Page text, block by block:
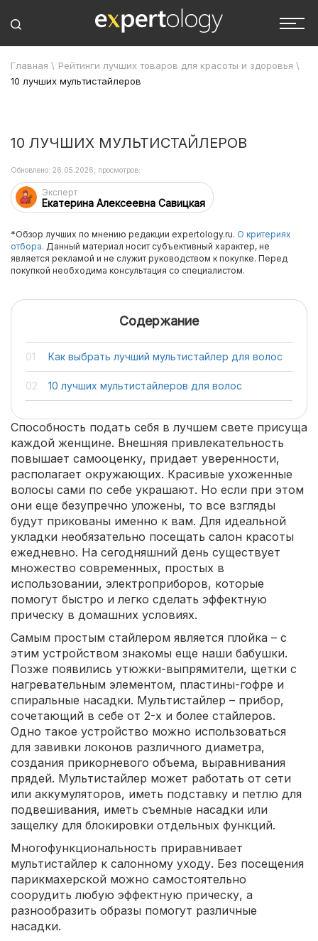
Главная \ Рейтинги лучших товаров для красоты и здоровья \
10 лучших мультистайлеров
10 ЛУЧШИХ МУЛЬТИСТАЙЛЕРОВ
Эксперт
Екатерина Алексеевна Савицкая
Обновлено: 26.05.2026, просмотров:
*Обзор лучших по мнению редакции expertology.ru. О критериях
отбора. Данный материал носит субъективный характер, не
является рекламой и не служит руководством к покупке. Перед
покупкой необходима консультация со специалистом.
Содержание
Как выбрать лучший мультистайлер для волос
10 лучших мультистайлеров для волос
Способность подать себя в лучшем свете присуща
каждой женщине. Внешняя привлекательность
повышает самооценку, придает уверенности,
располагает окружающих. Красивые ухоженные
волосы сами по себе украшают. Но если при этом
они еще безупречно уложены, то все взгляды
будут прикованы именно к вам. Для идеальной
укладки необязательно посещать салон красоты
ежедневно. На сегодняшний день существует
множество современных, простых в
использовании, электроприборов, которые
помогут быстро и легко сделать эффектную
прическу в домашних условиях.
Самым простым стайлером является плойка – с
этим устройством знакомы еще наши бабушки.
Позже появились утюжки-выпрямители, щетки с
нагревательным элементом, пластины-гофре и
спиральные насадки. Мультистайлер – прибор,
сочетающий в себе от 2-х и более стайлеров.
Одно такое устройство можно использоваться
для завивки локонов различного диаметра,
создания прикорневого объема, выравнивания
прядей. Мультистайлер может работать от сети
или аккумуляторов, иметь подставку и петлю для
подвешивания, иметь съемные насадки или
защелку для блокировки отдельных функций.
Многофункциональность приравнивает
мультистайлер к салонному уходу. Без посещения
парикмахерской можно самостоятельно
соорудить любую эффектную прическу, а
разнообразить образы помогут различные
насадки.